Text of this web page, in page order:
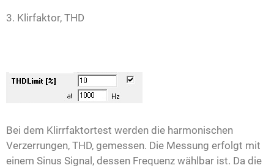
3. Klirfaktor, THD
Bei dem Klirrfaktortest werden die harmonischen
Verzerrungen, THD, gemessen. Die Messung erfolgt mit
einem Sinus Signal, dessen Frequenz wählbar ist. Da die